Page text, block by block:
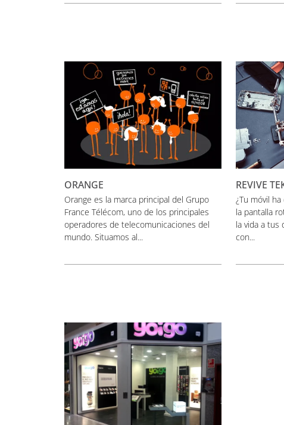
ORANGE
Orange es la marca principal del Grupo
France Télécom, uno de los principales
operadores de telecomunicaciones del
mundo. Situamos al...
REVIVE
¿Tu móvil
la pantalla
la vida a tus
con...